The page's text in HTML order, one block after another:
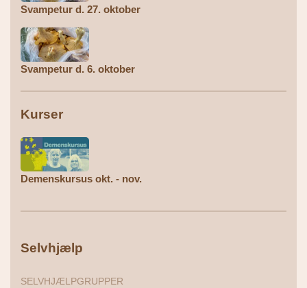
Svampetur d. 27. oktober
Svampetur d. 6. oktober
Kurser
Demenskursus okt. - nov.
Selvhjælp
SELVHJÆLPGRUPPER